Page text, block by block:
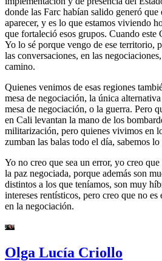
donde las Farc habían salido generó
aparecer, y es lo que estamos viviendo
que fortaleció esos grupos. Cuando este
Yo lo sé porque vengo de ese territorio,
las conversaciones, en las
camino.
Quienes venimos de esas regiones
mesa de negociación, la única
mesa de negociación, o la guerra. Pero
en Cali levantan la mano de los
militarización, pero quienes vivimos en
zumban las balas todo el día, sabemos
Yo no creo que sea un error, yo creo
la paz negociada, porque además son
distintos a los que teníamos, son muy
intereses rentísticos, pero creo que no es
en la negociación.
Olga Lucía Criollo